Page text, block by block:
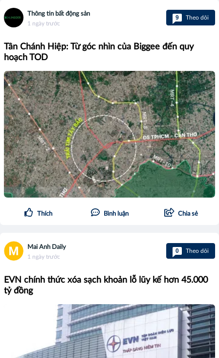
Thông tin bất động sản
1 ngày trước
9 Theo dõi
Tân Chánh Hiệp: Từ góc nhìn của Biggee đến quy
hoạch TOD
Thích Bình luận Chia sẻ
Mai Anh Daily
1 ngày trước
0 Theo dõi
EVN chính thức xóa sạch khoản lỗ lũy kế hơn 45.000
tỷ đồng